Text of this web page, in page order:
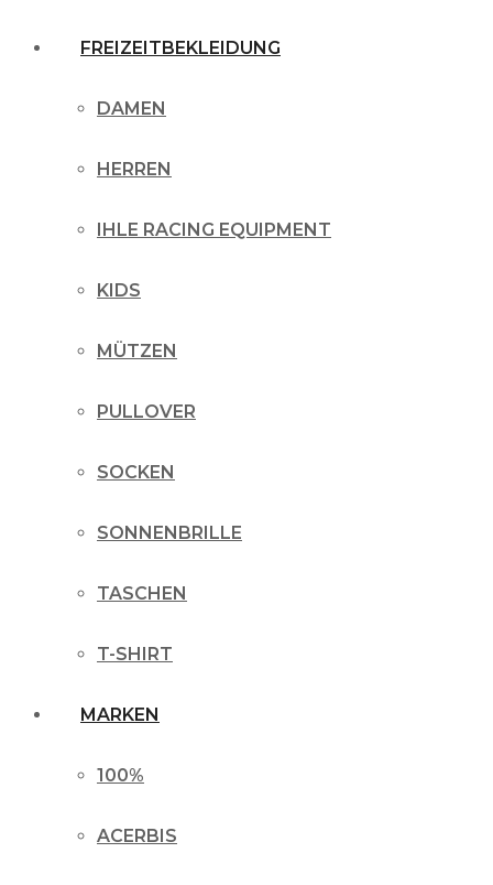
FREIZEITBEKLEIDUNG
DAMEN
HERREN
IHLE RACING EQUIPMENT
KIDS
MÜTZEN
PULLOVER
SOCKEN
SONNENBRILLE
TASCHEN
T-SHIRT
MARKEN
100%
ACERBIS